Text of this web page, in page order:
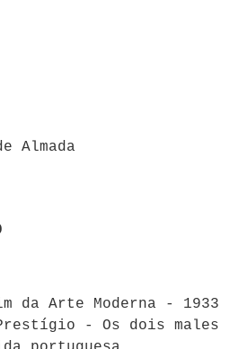
Almada
da Arte Moderna - 1933
- Os dois males